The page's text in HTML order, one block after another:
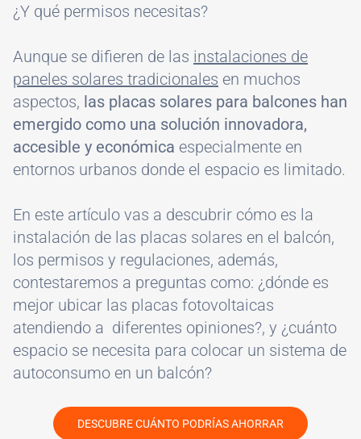
¿Y qué permisos necesitas?
Aunque se difieren de las instalaciones de
paneles solares tradicionales en muchos
aspectos, las placas solares para balcones han
emergido como una solución innovadora,
accesible y económica especialmente en
entornos urbanos donde el espacio es limitado.
En este artículo vas a descubrir cómo es la
instalación de las placas solares en el balcón,
los permisos y regulaciones, además,
contestaremos a preguntas como: ¿dónde es
mejor ubicar las placas fotovoltaicas
atendiendo a diferentes opiniones?, y ¿cuánto
espacio se necesita para colocar un sistema de
autoconsumo en un balcón?
DESCUBRE CUÁNTO PODRÍAS AHORRAR